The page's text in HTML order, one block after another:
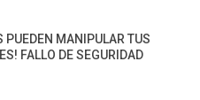
PUEDEN MANIPULAR TUS
FALLO DE SEGURIDAD